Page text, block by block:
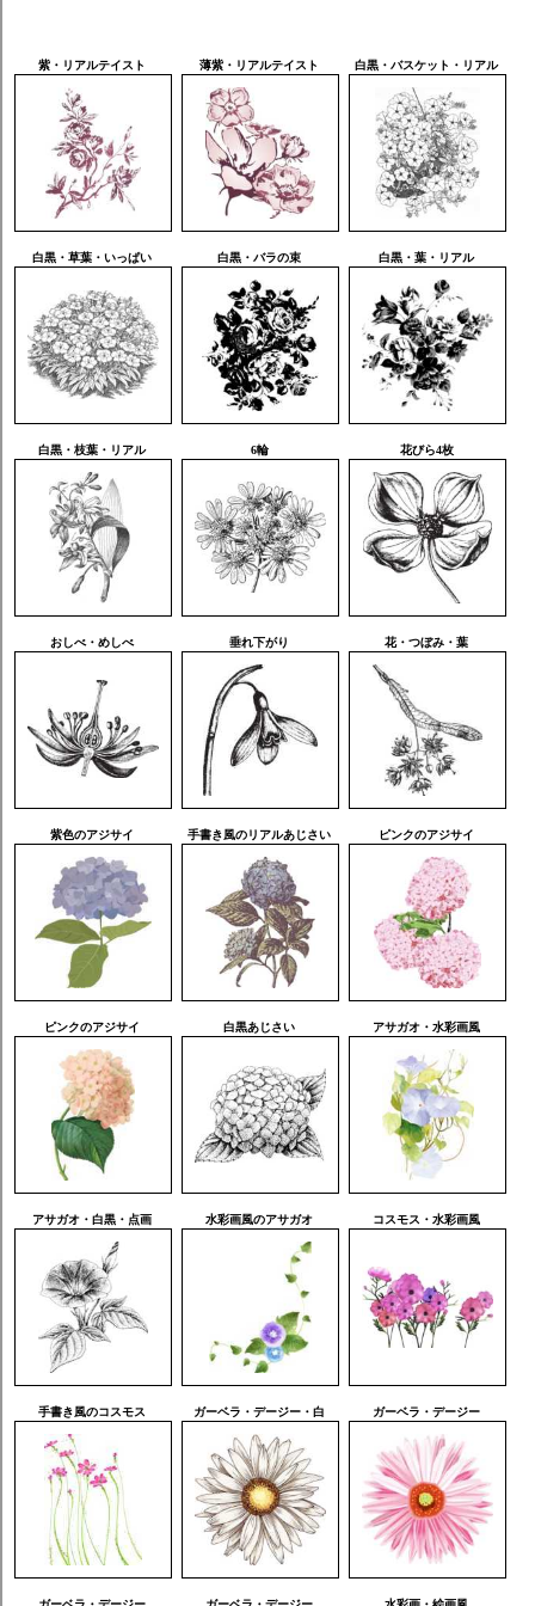
紫・リアルテイスト 薄紫・リアルテイスト 白黒・バスケット・リアル
白黒・草葉・いっぱい 白黒・バラの束 白黒・葉・リアル
白黒・枝葉・リアル 6輪 花びら4枚
おしべ・めしべ 垂れ下がり 花・つぼみ・葉
紫色のアジサイ 手書き風のリアルあじさい ピンクのアジサイ
ピンクのアジサイ 白黒あじさい アサガオ・水彩画風
アサガオ・白黒・点画 水彩画風のアサガオ コスモス・水彩画風
手書き風のコスモス ガーベラ・デージー・白 ガーベラ・デージー